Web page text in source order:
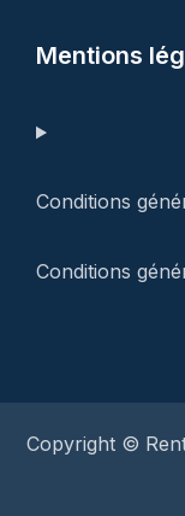
Mentions
Conditions
Conditions
Copyright ©